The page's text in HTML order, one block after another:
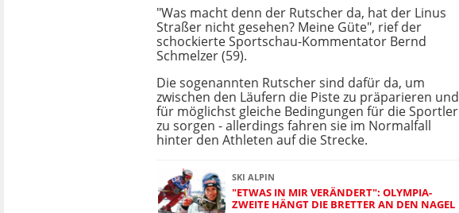
"Was macht denn der Rutscher da, hat der Linus
Straßer nicht gesehen? Meine Güte", rief der
schockierte Sportschau-Kommentator Bernd
Schmelzer (59).
Die sogenannten Rutscher sind dafür da, um
zwischen den Läufern die Piste zu präparieren und
für möglichst gleiche Bedingungen für die Sportler
zu sorgen - allerdings fahren sie im Normalfall
hinter den Athleten auf die Strecke.
SKI ALPIN
"ETWAS IN MIR VERÄNDERT": OLYMPIA-
ZWEITE HÄNGT DIE BRETTER AN DEN NAGEL